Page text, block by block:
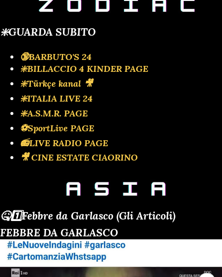
❇️GUARDA SUBITO
🔞BARBUTO'S 24
❇️BILLACCIO 4 KINDER PAGE
❇️Türkçe kanal 🎥
❇️ITALIA LIVE 24
❇️A.S.M.R. PAGE
⚽SportLive PAGE
📻LIVE RADIO PAGE
🎥 CINE ESTATE CIAORINO
🤒1️⃣Febbre da Garlasco (Gli Articoli)
FEBBRE DA GARLASCO